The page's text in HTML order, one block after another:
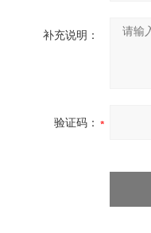
补充说明：
验证码：